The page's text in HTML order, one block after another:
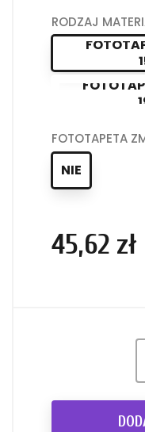
RODZAJ
FOTOTAPETA
NIE
45,62 zł